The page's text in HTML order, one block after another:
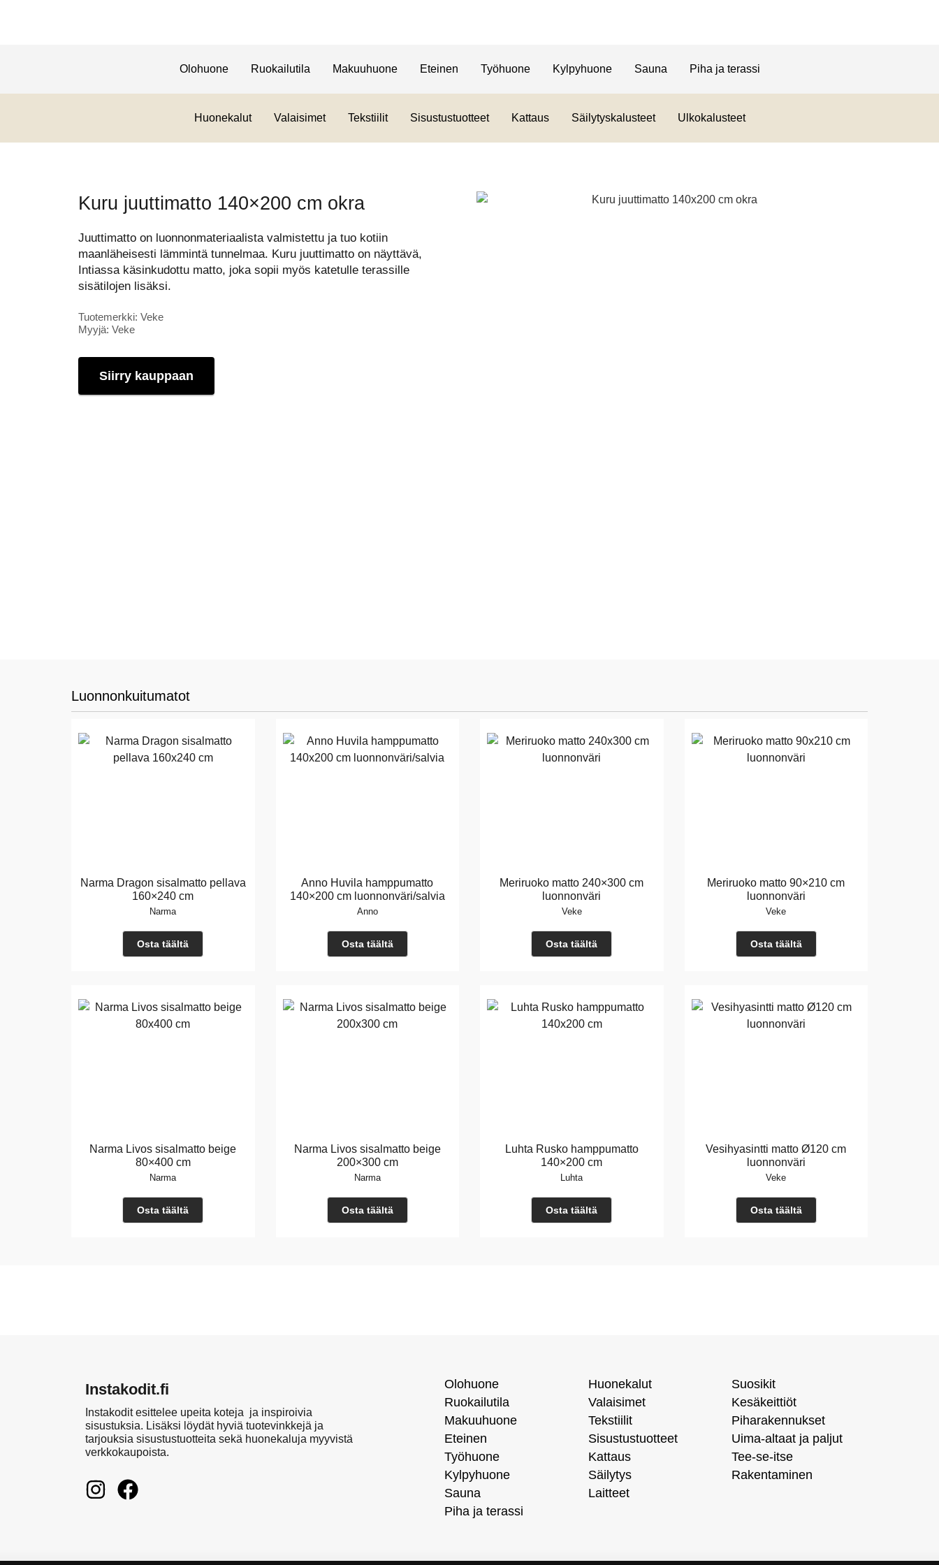
Olohuone Ruokailutila Makuuhuone Eteinen Työhuone Kylpyhuone Sauna Piha ja terassi
Huonekalut Valaisimet Tekstiilit Sisustustuotteet Kattaus Säilytyskalusteet Ulkokalusteet
Kuru juuttimatto 140×200 cm okra
Juuttimatto on luonnonmateriaalista valmistettu ja tuo kotiin
maanläheisesti lämmintä tunnelmaa. Kuru juuttimatto on näyttävä,
Intiassa käsinkudottu matto, joka sopii myös katetulle terassille
sisätilojen lisäksi.
Tuotemerkki: Veke
Myyjä: Veke
Siirry kauppaan
Luonnonkuitumatot
Narma Dragon sisalmatto pellava
160×240 cm
Narma
Osta täältä
Anno Huvila hamppumatto
140×200 cm luonnonväri/salvia
Anno
Osta täältä
Meriruoko matto 240×300 cm
luonnonväri
Veke
Osta täältä
Meriruoko matto 90×210 cm
luonnonväri
Veke
Osta täältä
Narma Livos sisalmatto beige
80×400 cm
Narma
Osta täältä
Narma Livos sisalmatto beige
200×300 cm
Narma
Osta täältä
Luhta Rusko hamppumatto
140×200 cm
Luhta
Osta täältä
Vesihyasintti matto Ø120 cm
luonnonväri
Veke
Osta täältä
Instakodit.fi
Instakodit esittelee upeita koteja ja inspiroivia
sisustuksia. Lisäksi löydät hyviä tuotevinkkejä ja
tarjouksia sisustustuotteita sekä huonekaluja myyvistä
verkkokaupoista.
Olohuone
Ruokailutila
Makuuhuone
Eteinen
Työhuone
Kylpyhuone
Sauna
Piha ja terassi
Huonekalut
Valaisimet
Tekstiilit
Sisustustuotteet
Kattaus
Säilytys
Laitteet
Suosikit
Kesäkeittiöt
Piharakennukset
Uima-altaat ja paljut
Tee-se-itse
Rakentaminen